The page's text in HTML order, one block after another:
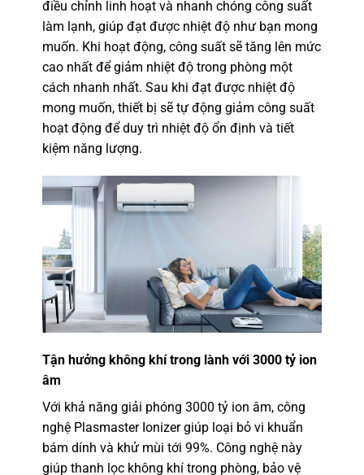
điều chỉnh linh hoạt và nhanh chóng công suất
làm lạnh, giúp đạt được nhiệt độ như bạn mong
muốn. Khi hoạt động, công suất sẽ tăng lên mức
cao nhất để giảm nhiệt độ trong phòng một
cách nhanh nhất. Sau khi đạt được nhiệt độ
mong muốn, thiết bị sẽ tự động giảm công suất
hoạt động để duy trì nhiệt độ ổn định và tiết
kiệm năng lượng.
Tận hưởng không khí trong lành với 3000 tỷ ion
âm
Với khả năng giải phóng 3000 tỷ ion âm, công
nghệ Plasmaster Ionizer giúp loại bỏ vi khuẩn
bám dính và khử mùi tới 99%. Công nghệ này
giúp thanh lọc không khí trong phòng, bảo vệ